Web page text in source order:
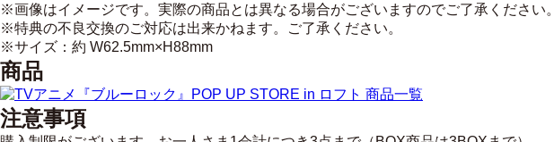
※画像はイメージです。実際の商品とは異なる場合がございますのでご了承ください。
※特典の不良交換のご対応は出来かねます。ご了承ください。
※サイズ：約 W62.5mm×H88mm
商品
注意事項